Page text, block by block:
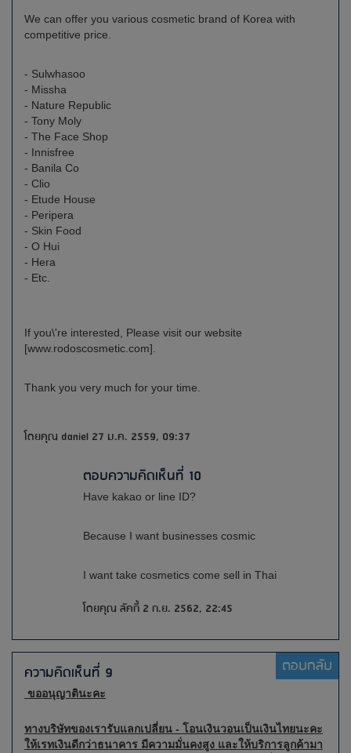
We can offer you various cosmetic brand of Korea with
competitive price.
- Sulwhasoo
- Missha
- Nature Republic
- Tony Moly
- The Face Shop
- Innisfree
- Banila Co
- Clio
- Etude House
- Peripera
- Skin Food
- O Hui
- Hera
- Etc.
If you\'re interested, Please visit our website
[www.rodoscosmetic.com].
Thank you very much for your time.
โดยคุณ daniel 27 ม.ค. 2559, 09:37
ตอบความคิดเห็นที่ 10
Have kakao or line ID?
Because I want businesses cosmic
I want take cosmetics come sell in Thai
โดยคุณ ลัคกี้ 2 ก.ย. 2562, 22:45
ความคิดเห็นที่ 9 ตอบกลับ
ขออนุญาตินะคะ
ทางบริษัทของเรารับแลกเปลี่ยน - โอนเงินวอนเป็นเงินไทยนะคะ
ให้เรทเงินดีกว่าธนาคาร มีความมั่นคงสูง และให้บริการลูกค้ามา